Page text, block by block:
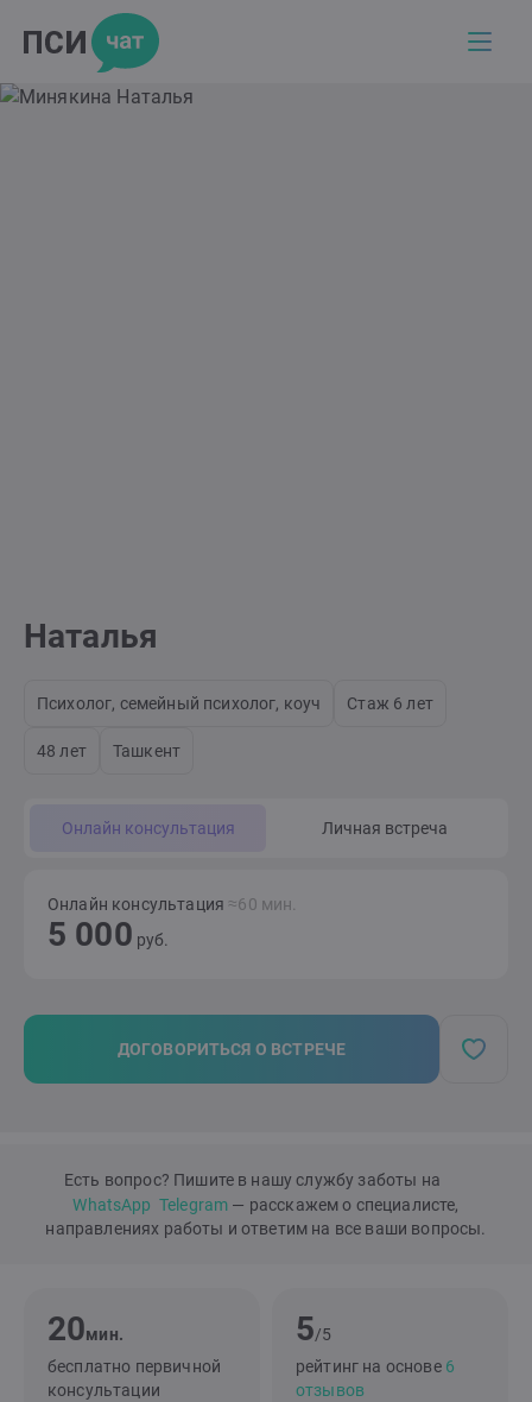
Наталья
Психолог, семейный психолог, коуч Стаж 6 лет
48 лет Ташкент
Онлайн консультация Личная встреча
Онлайн консультация ≈60 мин.
5 000 руб.
ДОГОВОРИТЬСЯ О ВСТРЕЧЕ
Есть вопрос? Пишите в нашу службу заботы на
WhatsApp Telegram — расскажем о специалисте,
направлениях работы и ответим на все ваши вопросы.
20мин.
бесплатно первичной
консультации
5/5
рейтинг на основе 6
отзывов